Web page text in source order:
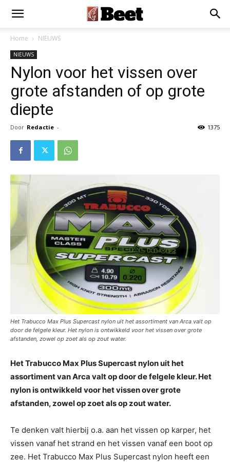
Home NIEUWS
NIEUWS
Nylon voor het vissen over
grote afstanden of op grote
diepte
Door Redactie - 1375
Het Trabucco Max Plus Supercast nylon uit het assortiment van Arca valt op
door de felgele kleur. Het nylon is ontwikkeld voor het vissen over grote
afstanden, zowel op zoet als op zout water.
Het Trabucco Max Plus Supercast nylon uit het
assortiment van Arca valt op door de felgele kleur. Het
nylon is ontwikkeld voor het vissen over grote
afstanden, zowel op zoet als op zout water.
Te denken valt hierbij o.a. aan het vissen op karper, het
vissen vanaf het strand en het vissen vanaf een boot op
zee. Het Trabucco Max Plus Supercast nylon heeft een